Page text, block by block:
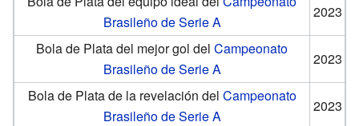
Brasileño de Serie A
2023
Bola de Plata del mejor gol del Campeonato
Brasileño de Serie A
2023
Bola de Plata de la revelación del Campeonato
Brasileño de Serie A
2023